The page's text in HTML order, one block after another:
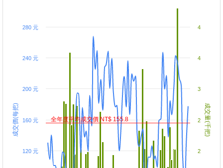
成交價(每把) 成交量(千把)
120 元
160 元
200 元
240 元
280 元
2
2
3
4
4
全年度平均成交價 NT$ 155.8